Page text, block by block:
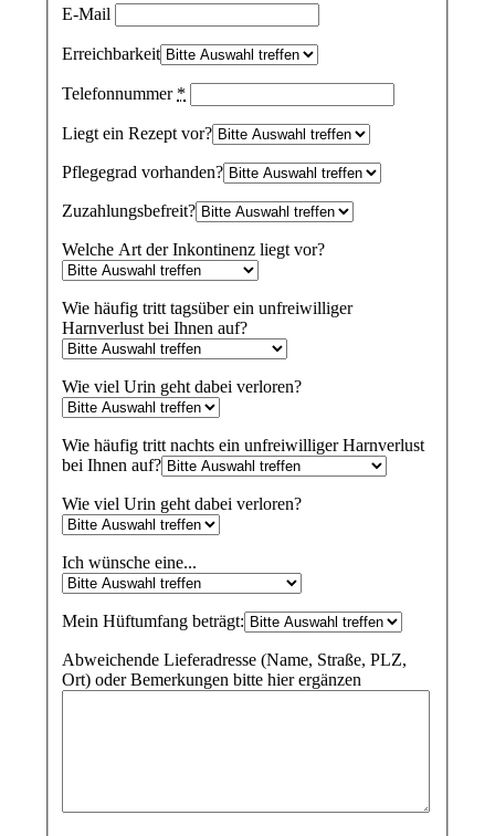
E-Mail
Erreichbarkeit
Telefonnummer *
Liegt ein Rezept vor?
Pflegegrad vorhanden?
Zuzahlungsbefreit?
Welche Art der Inkontinenz liegt vor?
Wie häufig tritt tagsüber ein unfreiwilliger
Harnverlust bei Ihnen auf?
Wie viel Urin geht dabei verloren?
Wie häufig tritt nachts ein unfreiwilliger Harnverlust
bei Ihnen auf?
Wie viel Urin geht dabei verloren?
Ich wünsche eine...
Mein Hüftumfang beträgt:
Abweichende Lieferadresse (Name, Straße, PLZ,
Ort) oder Bemerkungen bitte hier ergänzen